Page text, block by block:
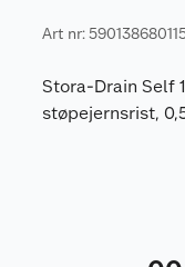
Art nr:
Stora-Drain Self
støpejernsrist,